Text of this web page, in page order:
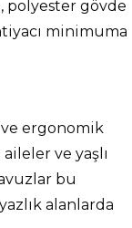
polyester gövde
minimuma
ergonomik
ve yaşlı
bu
alanlarda